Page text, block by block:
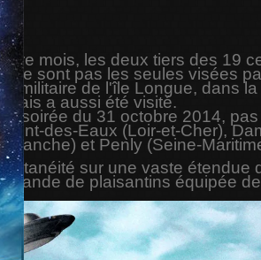
mois, les deux tiers des 19
ne sont pas les seules visées
militaire de l'île Longue, dans
a aussi été visité.
soirée du 31 octobre 2014,
des-Eaux (Loir-et-Cher),
et Penly (Seine-
sur une vaste étendue
bande de plaisantins équipée